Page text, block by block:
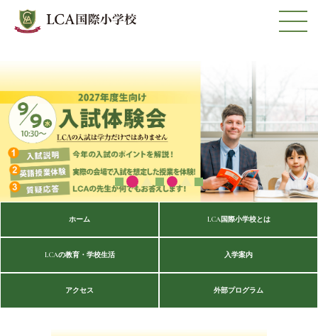
ホーム LCA国際小学校とは
LCAの教育・学校生活 入学案内
アクセス 外部プログラム